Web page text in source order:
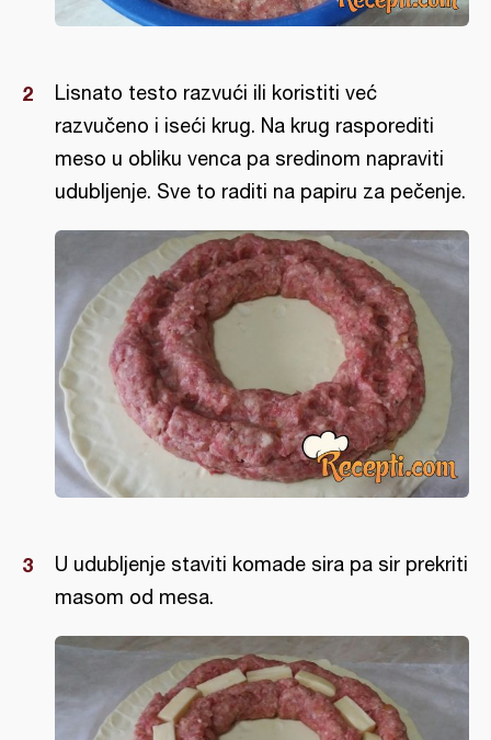
Lisnato testo razvući ili koristiti već
razvučeno i iseći krug. Na krug rasporediti
meso u obliku venca pa sredinom napraviti
udubljenje. Sve to raditi na papiru za pečenje.
U udubljenje staviti komade sira pa sir prekriti
masom od mesa.